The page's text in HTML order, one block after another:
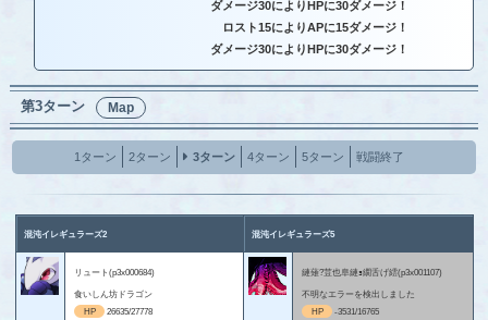
ダメージ30によりHPに30ダメージ！
ロスト15によりAPに15ダメージ！
ダメージ30によりHPに30ダメージ！
第3ターン Map
1ターン 2ターン 3ターン 4ターン 5ターン 戦闘終了
混沌イレギュラーズ2 混沌イレギュラーズ5
リュート(p3x000684)
食いしん坊ドラゴン
HP
26635/27778
縺薙?荳也阜縺ｮ繝舌げ繧(p3x001107)
不明なエラーを検出しました
HP
-3531/16765